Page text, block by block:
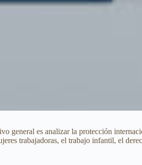
general es analizar la protección
trabajadoras, el trabajo infantil, el